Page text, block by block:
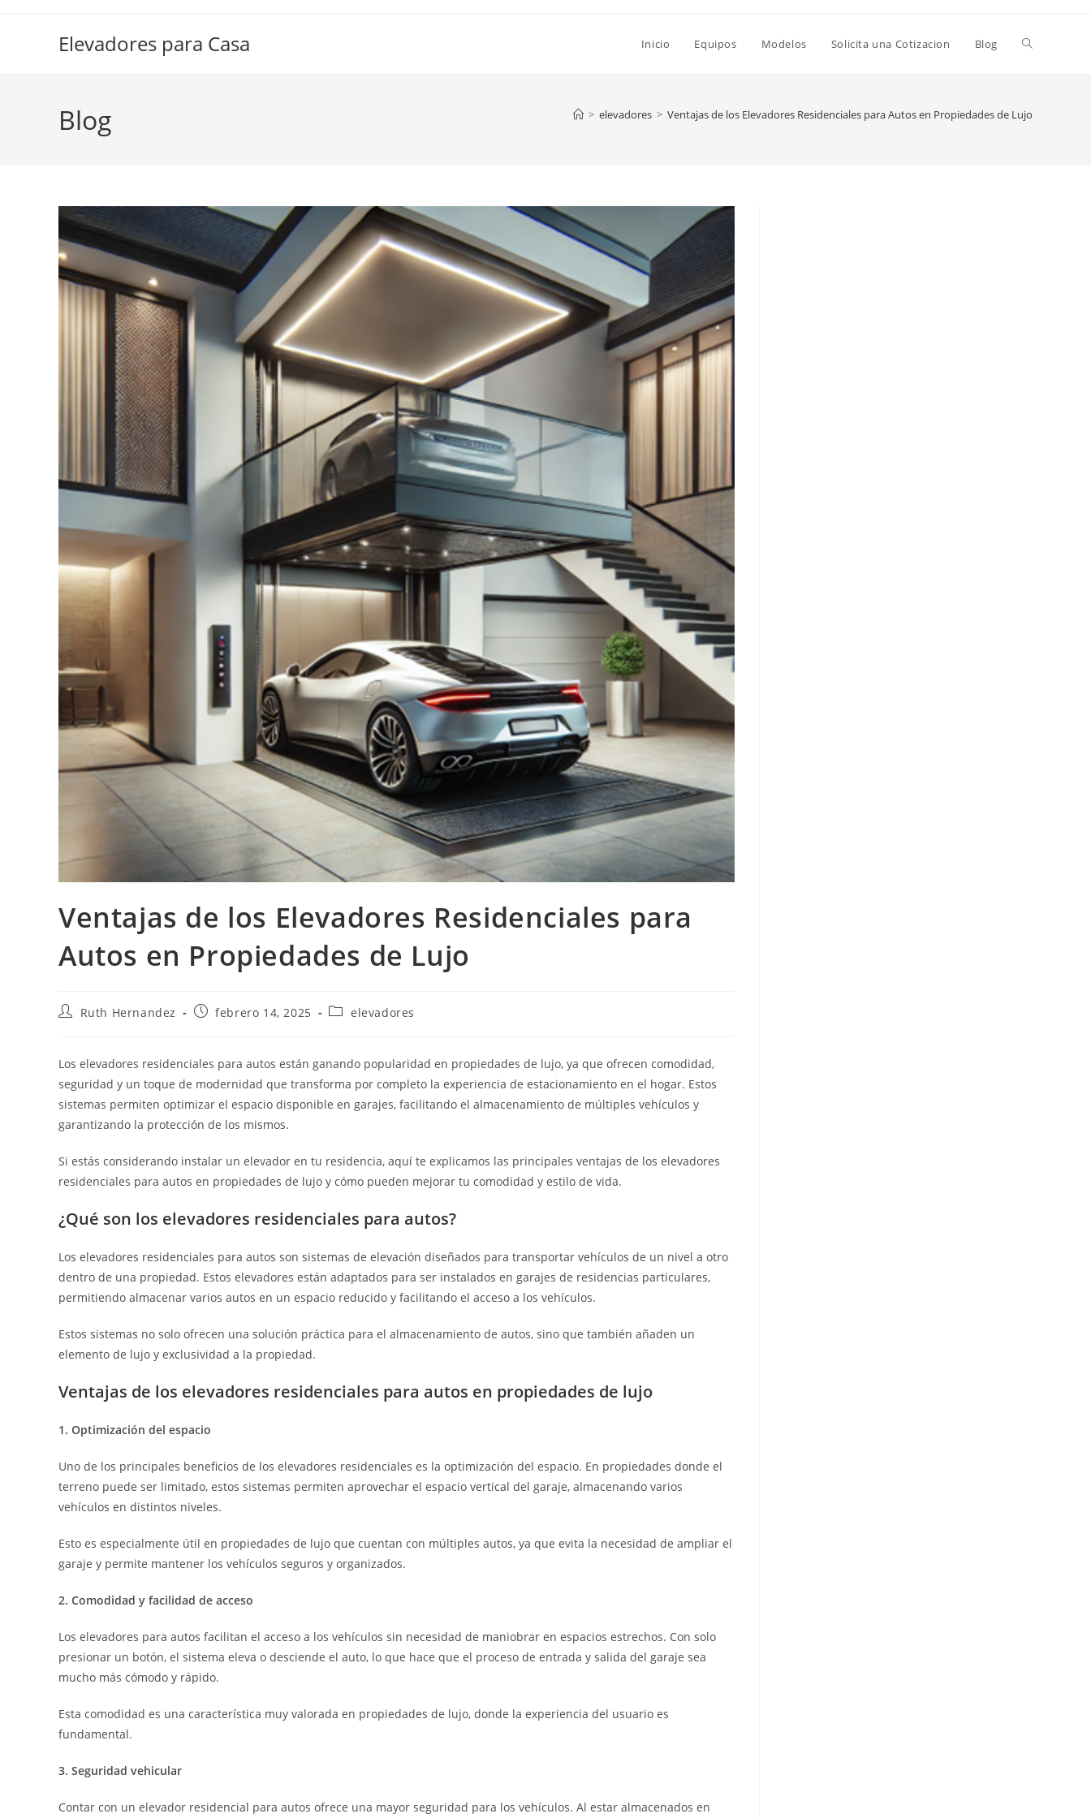
Elevadores para Casa Inicio Equipos Modelos Solicita una Cotizacion Blog Alternar
Blog > elevadores > Ventajas de los Elevadores Residenciales para Autos en Propiedades de Lujo
Ventajas de los Elevadores Residenciales para
Autos en Propiedades de Lujo
Autor
entrada:
Ruth Hernandez
Publicación
entrada:
febrero 14, 2025
Categoría
entrada:
elevadores
Los elevadores residenciales para autos están ganando popularidad en propiedades de lujo, ya que ofrecen comodidad,
seguridad y un toque de modernidad que transforma por completo la experiencia de estacionamiento en el hogar. Estos
sistemas permiten optimizar el espacio disponible en garajes, facilitando el almacenamiento de múltiples vehículos y
garantizando la protección de los mismos.
Si estás considerando instalar un elevador en tu residencia, aquí te explicamos las principales ventajas de los elevadores
residenciales para autos en propiedades de lujo y cómo pueden mejorar tu comodidad y estilo de vida.
¿Qué son los elevadores residenciales para autos?
Los elevadores residenciales para autos son sistemas de elevación diseñados para transportar vehículos de un nivel a otro
dentro de una propiedad. Estos elevadores están adaptados para ser instalados en garajes de residencias particulares,
permitiendo almacenar varios autos en un espacio reducido y facilitando el acceso a los vehículos.
Estos sistemas no solo ofrecen una solución práctica para el almacenamiento de autos, sino que también añaden un
elemento de lujo y exclusividad a la propiedad.
Ventajas de los elevadores residenciales para autos en propiedades de lujo
1. Optimización del espacio
Uno de los principales beneficios de los elevadores residenciales es la optimización del espacio. En propiedades donde el
terreno puede ser limitado, estos sistemas permiten aprovechar el espacio vertical del garaje, almacenando varios
vehículos en distintos niveles.
Esto es especialmente útil en propiedades de lujo que cuentan con múltiples autos, ya que evita la necesidad de ampliar el
garaje y permite mantener los vehículos seguros y organizados.
2. Comodidad y facilidad de acceso
Los elevadores para autos facilitan el acceso a los vehículos sin necesidad de maniobrar en espacios estrechos. Con solo
presionar un botón, el sistema eleva o desciende el auto, lo que hace que el proceso de entrada y salida del garaje sea
mucho más cómodo y rápido.
Esta comodidad es una característica muy valorada en propiedades de lujo, donde la experiencia del usuario es
fundamental.
3. Seguridad vehicular
Contar con un elevador residencial para autos ofrece una mayor seguridad para los vehículos. Al estar almacenados en